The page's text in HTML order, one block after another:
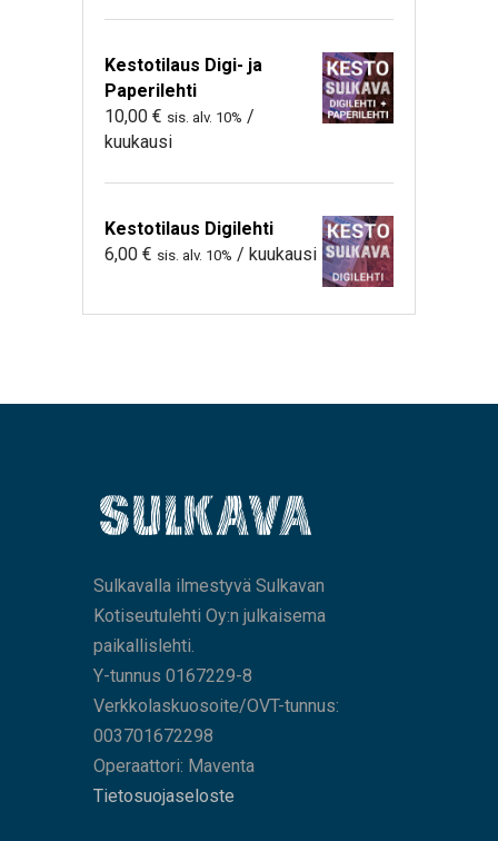
Kestotilaus Digi- ja
Paperilehti
10,00 € sis. alv. 10% /
kuukausi
Kestotilaus Digilehti
6,00 € sis. alv. 10% / kuukausi
Sulkavalla ilmestyvä Sulkavan
Kotiseutulehti Oy:n julkaisema
paikallislehti.
Y-tunnus 0167229-8
Verkkolaskuosoite/OVT-tunnus:
003701672298
Operaattori: Maventa
Tietosuojaseloste